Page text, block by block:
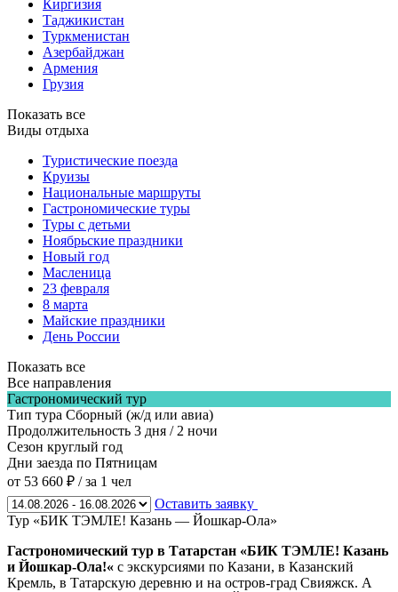
Киргизия
Таджикистан
Туркменистан
Азербайджан
Армения
Грузия
Показать все
Виды отдыха
Туристические поезда
Круизы
Национальные маршруты
Гастрономические туры
Туры с детьми
Ноябрьские праздники
Новый год
Масленица
23 февраля
8 марта
Майские праздники
День России
Показать все
Все направления
Гастрономический тур
Тип тура Сборный (ж/д или авиа)
Продолжительность 3 дня / 2 ночи
Сезон круглый год
Дни заезда по Пятницам
от 53 660 ₽ / за 1 чел
Оставить заявку
Тур «БИК ТЭМЛЕ! Казань — Йошкар-Ола»
Гастрономический тур в Татарстан «БИК ТЭМЛЕ! Казань
и Йошкар-Ола!« с экскурсиями по Казани, в Казанский
Кремль, в Татарскую деревню и на остров-град Свияжск. А